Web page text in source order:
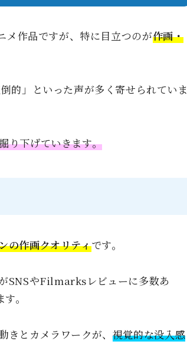
メ作品ですが、特に目立つのが作画・
的」といった声が多く寄せられていま
り下げていきます。
の作画クオリティです。
SNSやFilmarksレビューに多数あ
。
とカメラワークが、 視覚的な没入感